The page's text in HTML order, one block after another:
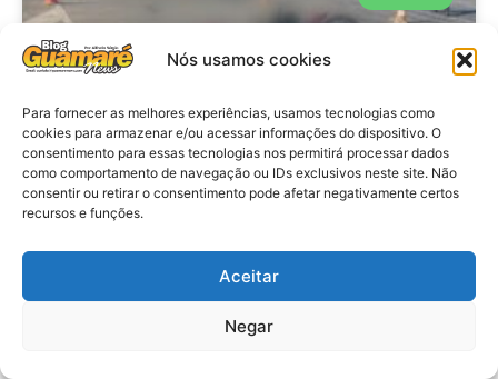
Nós usamos cookies
Para fornecer as melhores experiências, usamos tecnologias como
cookies para armazenar e/ou acessar informações do dispositivo. O
consentimento para essas tecnologias nos permitirá processar dados
como comportamento de navegação ou IDs exclusivos neste site. Não
consentir ou retirar o consentimento pode afetar negativamente certos
recursos e funções.
Aceitar
Negar
Acidente: A caminho do trabalho
professora se envolve em
acidente e vai a obito na RN 118
no Alto do Rodrigues, RN